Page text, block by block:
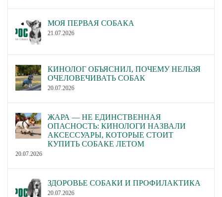
МОЯ ПЕРВАЯ СОБАКА
21.07.2026
КИНОЛОГ ОБЪЯСНИЛ, ПОЧЕМУ НЕЛЬЗЯ
ОЧЕЛОВЕЧИВАТЬ СОБАК
20.07.2026
ЖАРА — НЕ ЕДИНСТВЕННАЯ
ОПАСНОСТЬ: КИНОЛОГИ НАЗВАЛИ
АКСЕССУАРЫ, КОТОРЫЕ СТОИТ
КУПИТЬ СОБАКЕ ЛЕТОМ
20.07.2026
ЗДОРОВЬЕ СОБАКИ И ПРОФИЛАКТИКА
20.07.2026